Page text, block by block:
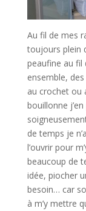
Au fil de mes
toujours plein
peaufine au fil
ensemble,
au crochet ou
bouillonne
de temps je
l’ouvrir pour
beaucoup de
idée, piocher
besoin… car
à m’y mettre